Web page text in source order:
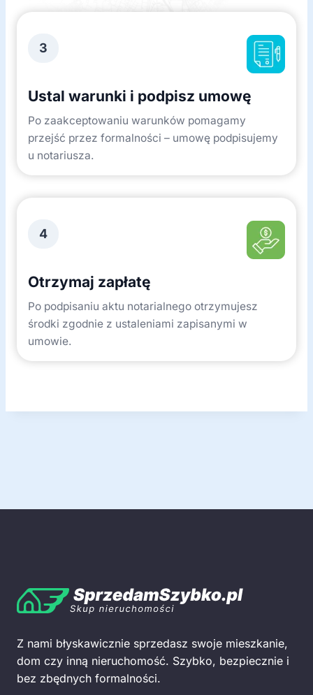
3
Ustal warunki i podpisz umowę
Po zaakceptowaniu warunków pomagamy
przejść przez formalności – umowę podpisujemy
u notariusza.
4
Otrzymaj zapłatę
Po podpisaniu aktu notarialnego otrzymujesz
środki zgodnie z ustaleniami zapisanymi w
umowie.
Z nami błyskawicznie sprzedasz swoje mieszkanie,
dom czy inną nieruchomość. Szybko, bezpiecznie i
bez zbędnych formalności.